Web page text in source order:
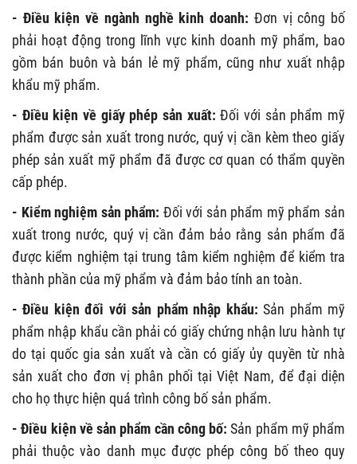
- Điều kiện về ngành nghề kinh doanh: Đơn vị công bố
phải hoạt động trong lĩnh vực kinh doanh mỹ phẩm, bao
gồm bán buôn và bán lẻ mỹ phẩm, cũng như xuất nhập
khẩu mỹ phẩm.
- Điều kiện về giấy phép sản xuất: Đối với sản phẩm mỹ
phẩm được sản xuất trong nước, quý vị cần kèm theo giấy
phép sản xuất mỹ phẩm đã được cơ quan có thẩm quyền
cấp phép.
- Kiểm nghiệm sản phẩm: Đối với sản phẩm mỹ phẩm sản
xuất trong nước, quý vị cần đảm bảo rằng sản phẩm đã
được kiểm nghiệm tại trung tâm kiểm nghiệm để kiểm tra
thành phần của mỹ phẩm và đảm bảo tính an toàn.
- Điều kiện đối với sản phẩm nhập khẩu:Sản phẩm mỹ
phẩm nhập khẩu cần phải có giấy chứng nhận lưu hành tự
do tại quốc gia sản xuất và cần có giấy ủy quyền từ nhà
sản xuất cho đơn vị phân phối tại Việt Nam, để đại diện
cho họ thực hiện quá trình công bố sản phẩm.
- Điều kiện về sản phẩm cần công bố: Sản phẩm mỹ phẩm
phải thuộc vào danh mục được phép công bố theo quy